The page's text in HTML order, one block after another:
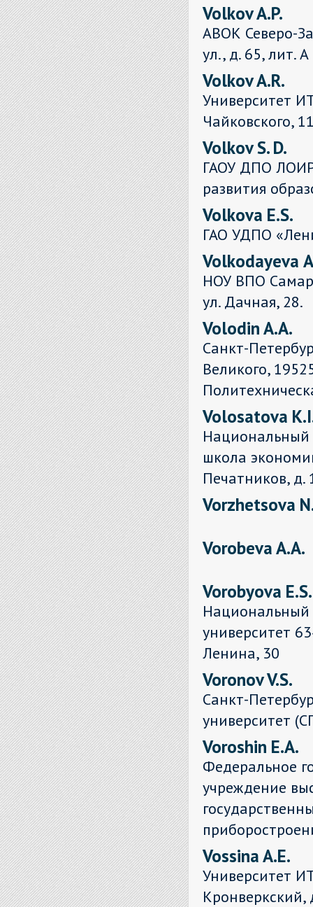
Volkov A.P.
АВОК Северо-
ул., д. 65, лит. А
Volkov A.R.
Университет
Чайковского,
Volkov S. D.
ГАОУ ДПО
развития
Volkova E.S.
ГАО УДПО
Volkodayevа
НОУ ВПО
ул. Дачная, 28.
Volodin A.A.
Санкт-
Великого,
Volosatova
Национальный
школа
Печатников, д.
Vorzhetsova
Vorobeva A.A.
Vorobyova E.S.
Национальный
университет
Ленина, 30
Voronov V.S.
Санкт-
университет
Voroshin E.A.
Федеральное
учреждение
Vossina A.E.
Университет
Кронверкский,